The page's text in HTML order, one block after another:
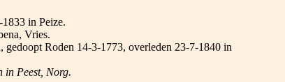
in Peize.
Vries.
gedoopt Roden 14-3-1773, overleden 23-7-1840 in
in Peest, Norg.